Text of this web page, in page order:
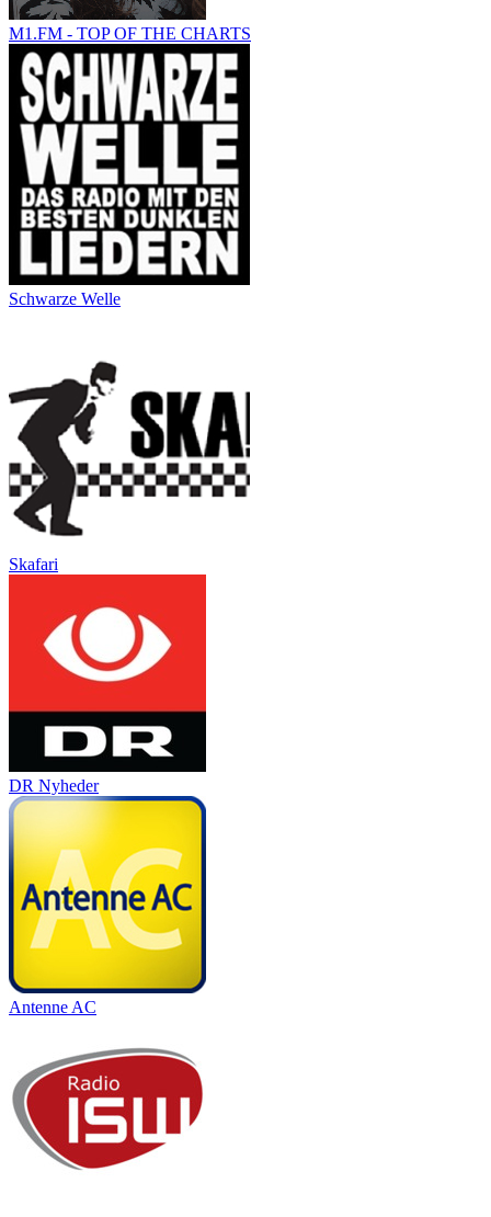
M1.FM - TOP OF THE CHARTS
Schwarze Welle
Skafari
DR Nyheder
Antenne AC